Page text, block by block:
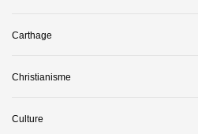
Carthage
Christianisme
Culture